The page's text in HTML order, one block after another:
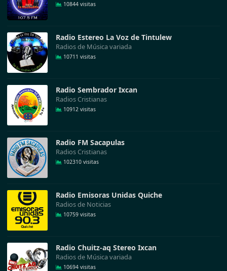
10844 visitas
Radio Estereo La Voz de Tintulew
Radios de Música variada
10711 visitas
Radio Sembrador Ixcan
Radios Cristianas
10912 visitas
Radio FM Sacapulas
Radios Cristianas
102310 visitas
Radio Emisoras Unidas Quiche
Radios de Noticias
10759 visitas
Radio Chuitz-aq Stereo Ixcan
Radios de Música variada
10694 visitas